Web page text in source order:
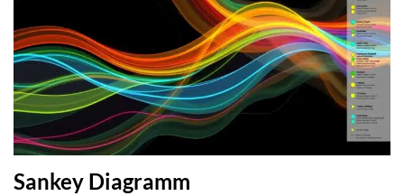
Sankey Diagramm